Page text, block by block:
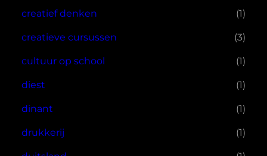
creatief denken (1)
creatieve cursussen (3)
cultuur op school (1)
diest (1)
dinant (1)
drukkerij (1)